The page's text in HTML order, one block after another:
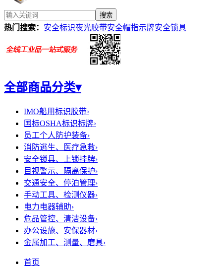
搜索
热门搜索： 安全标识夜光胶带安全帽指示牌安全锁具
全部商品分类▾
IMO船用标识胶带›
国标OSHA标识标牌›
员工个人防护装备›
消防逃生、医疗急救›
安全锁具、上锁挂牌›
目视警示、隔离保护›
交通安全、停泊管理›
手动工具、检测仪器›
电力电器辅助›
危品管控、清洁设备›
办公设施、安保器材›
金属加工、测量、磨具›
首页